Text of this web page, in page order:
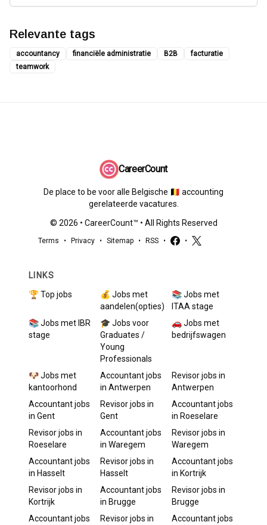
Relevante tags
accountancy financiële administratie B2B
facturatie
teamwork
CareerCount
De place to be voor alle Belgische 🇧🇪 accounting
gerelateerde vacatures.
© 2026 • CareerCount™ • All Rights Reserved
Terms • Privacy • Sitemap • RSS • •
LINKS
🏆 Top jobs
💰 Jobs met
aandelen(opties)
📚 Jobs met
ITAA stage
📚 Jobs met IBR
stage
🎓 Jobs voor
Graduates /
Young
Professionals
🚗 Jobs met
bedrijfswagen
🐶 Jobs met
kantoorhond
Accountantjobs
in Antwerpen
Revisorjobs in
Antwerpen
Accountantjobs
in Gent
Revisorjobs in
Gent
Accountantjobs
in Roeselare
Revisorjobs in
Roeselare
Accountantjobs
in Waregem
Revisorjobs in
Waregem
Accountantjobs
in Hasselt
Revisorjobs in
Hasselt
Accountantjobs
in Kortrijk
Revisorjobs in
Kortrijk
Accountantjobs
in Brugge
Revisorjobs in
Brugge
Accountantjobs Revisorjobs in Accountantjobs